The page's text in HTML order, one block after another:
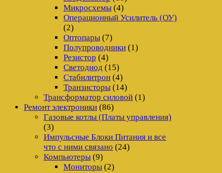
Микросхемы (4)
Операционный Усилитель (ОУ)
(2)
Оптопары (7)
Полупроводники (1)
Резистор (4)
Светодиод (15)
Стабилитрон (4)
Транзисторы (14)
Трансформатор силовой (1)
Ремонт электроники (86)
Газовые котлы (Платы управления)
(3)
Импульсные Блоки Питания и все
что с ними связано (24)
Компьютеры (9)
Мониторы (2)